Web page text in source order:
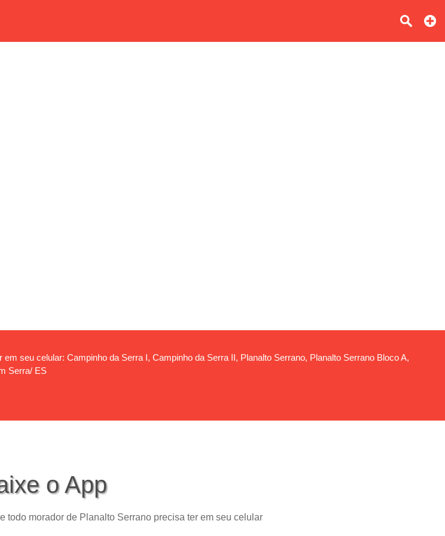
seu celular: Campinho da Serra I, Campinho da Serra II, Planalto Serrano, Planalto Serrano Bloco A,
Serra/ ES
o App
todo morador de Planalto Serrano precisa ter em seu celular